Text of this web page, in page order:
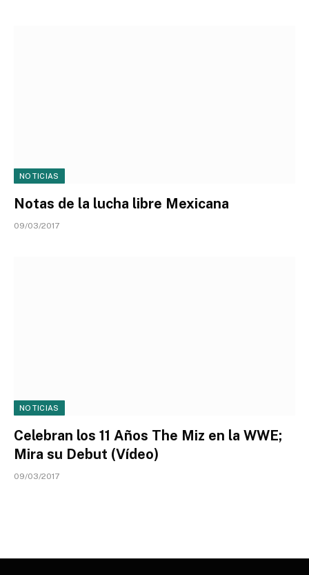
NOTICIAS
Notas de la lucha libre Mexicana
09/03/2017
NOTICIAS
Celebran los 11 Años The Miz en la WWE;
Mira su Debut (Vídeo)
09/03/2017